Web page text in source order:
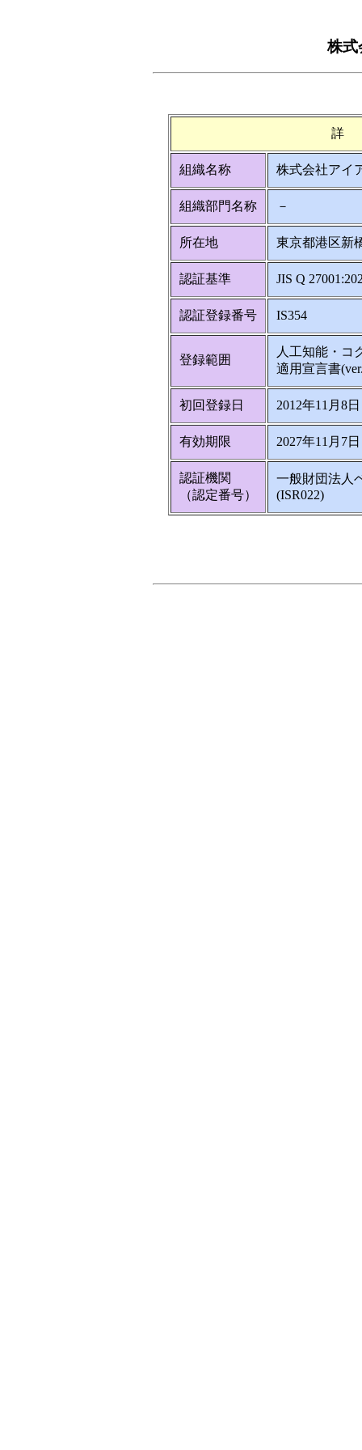
株式
詳
組織名称 株式会社アイ
組織部門名称 －
所在地 東京都港区新
認証基準 JIS Q
認証登録番号 IS354
登録範囲
人工知能・コ
適用宣言書
初回登録日 2012年11月8日
有効期限 2027年11月7日
認証機関
（認定番号）
一般財団法人
(ISR022)